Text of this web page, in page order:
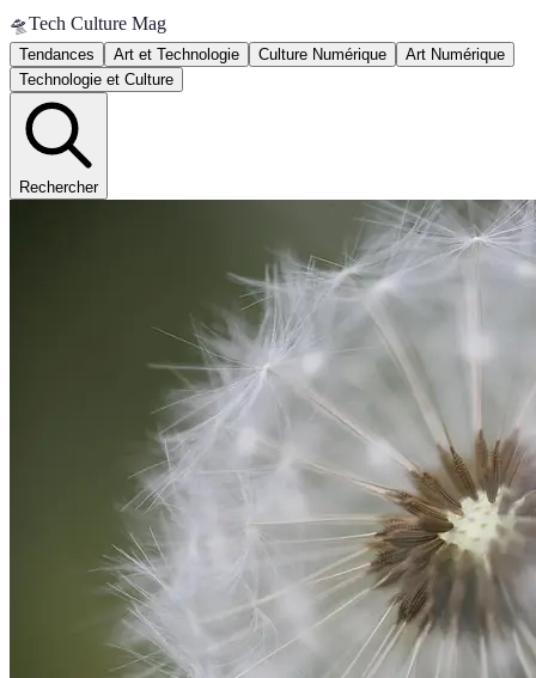
🛸Tech Culture Mag
Tendances Art et Technologie Culture Numérique
Art Numérique
Technologie et Culture
Rechercher